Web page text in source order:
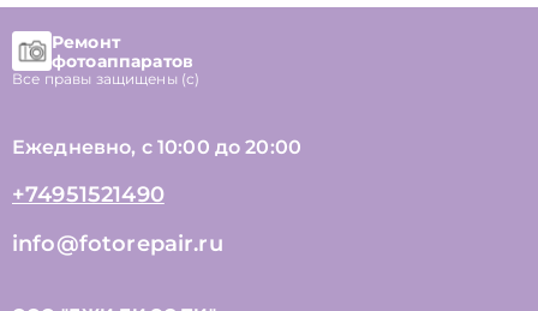
Ремонт
фотоаппаратов
Все правы защищены (с)
Ежедневно, с 10:00 до 20:00
+74951521490
info@fotorepair.ru